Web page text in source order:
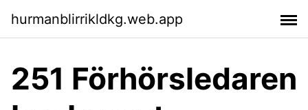
hurmanblirrikldkg.web.app
251 Förhörsledaren